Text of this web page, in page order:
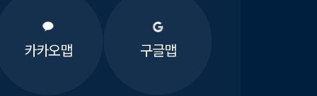
카카오맵 구글맵